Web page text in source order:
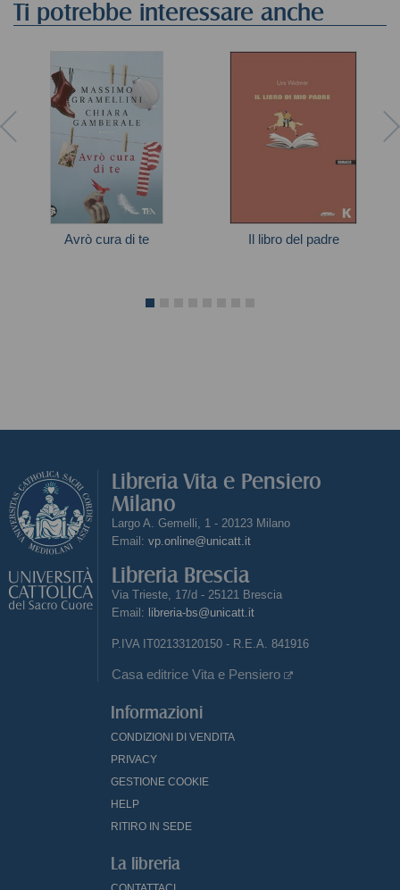
Ti potrebbe interessare anche
Avrò cura di te Il libro del padre
Libreria Vita e Pensiero
Milano
Largo A. Gemelli, 1 - 20123 Milano
Email: vp.online@unicatt.it
Libreria Brescia
Via Trieste, 17/d - 25121 Brescia
Email: libreria-bs@unicatt.it
P.IVA IT02133120150 - R.E.A. 841916
Casa editrice Vita e Pensiero
Informazioni
CONDIZIONI DI VENDITA
PRIVACY
GESTIONE COOKIE
HELP
RITIRO IN SEDE
La libreria